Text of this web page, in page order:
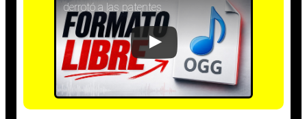
derrotó a las patentes